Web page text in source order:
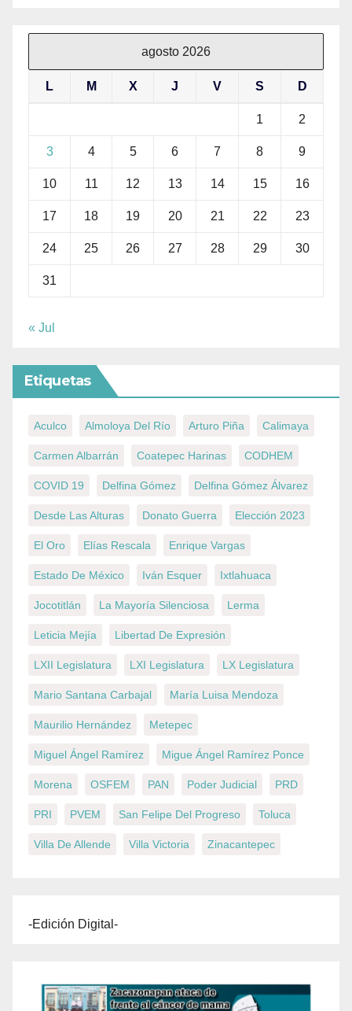
agosto 2026
L M X J V S D
1 2
3 4 5 6 7 8 9
10 11 12 13 14 15 16
17 18 19 20 21 22 23
24 25 26 27 28 29 30
31
« Jul
Etiquetas
Aculco Almoloya Del Río Arturo Piña Calimaya
Carmen Albarrán Coatepec Harinas CODHEM
COVID 19 Delfina Gómez Delfina Gómez Álvarez
Desde Las Alturas Donato Guerra Elección 2023
El Oro Elías Rescala Enrique Vargas
Estado De México Iván Esquer Ixtlahuaca
Jocotitlán La Mayoría Silenciosa Lerma
Leticia Mejía Libertad De Expresión
LXII Legislatura LXI Legislatura LX Legislatura
Mario Santana Carbajal María Luisa Mendoza
Maurilio Hernández Metepec
Miguel Ángel Ramírez Migue Ángel Ramírez Ponce
Morena OSFEM PAN Poder Judicial PRD
PRI PVEM San Felipe Del Progreso Toluca
Villa De Allende Villa Victoria Zinacantepec
-Edición Digital-